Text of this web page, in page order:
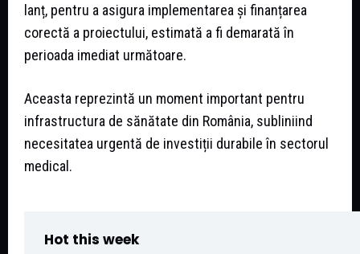
lanț, pentru a asigura implementarea și finanțarea
corectă a proiectului, estimată a fi demarată în
perioada imediat următoare.
Aceasta reprezintă un moment important pentru
infrastructura de sănătate din România, subliniind
necesitatea urgentă de investiții durabile în sectorul
medical.
Hot this week